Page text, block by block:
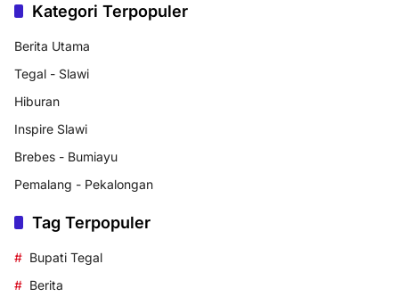
Kategori Terpopuler
Berita Utama
Tegal - Slawi
Hiburan
Inspire Slawi
Brebes - Bumiayu
Pemalang - Pekalongan
Tag Terpopuler
Bupati Tegal
Berita